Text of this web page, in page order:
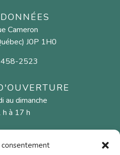
Cameron
J0P 1H0
2523
au dimanche
h à 17 h